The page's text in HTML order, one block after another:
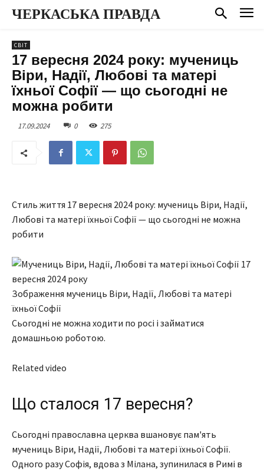
ЧЕРКАСЬКА ПРАВДА
СВІТ
17 вересня 2024 року: мучениць
Віри, Надії, Любові та матері
їхньої Софії — що сьогодні не
можна робити
17.09.2024 0 275
Стиль життя 17 вересня 2024 року: мучениць Віри, Надії,
Любові та матері їхньої Софії — що сьогодні не можна
робити
Зображення мучениць Віри, Надії, Любові та матері
їхньої Софії
Сьогодні не можна ходити по росі і займатися
домашньою роботою.
Related video
Що сталося 17 вересня?
Сьогодні православна церква вшановує пам'ять
мучениць Віри, Надії, Любові та матері їхньої Софії.
Одного разу Софія, вдова з Мілана, зупинилася в Римі в